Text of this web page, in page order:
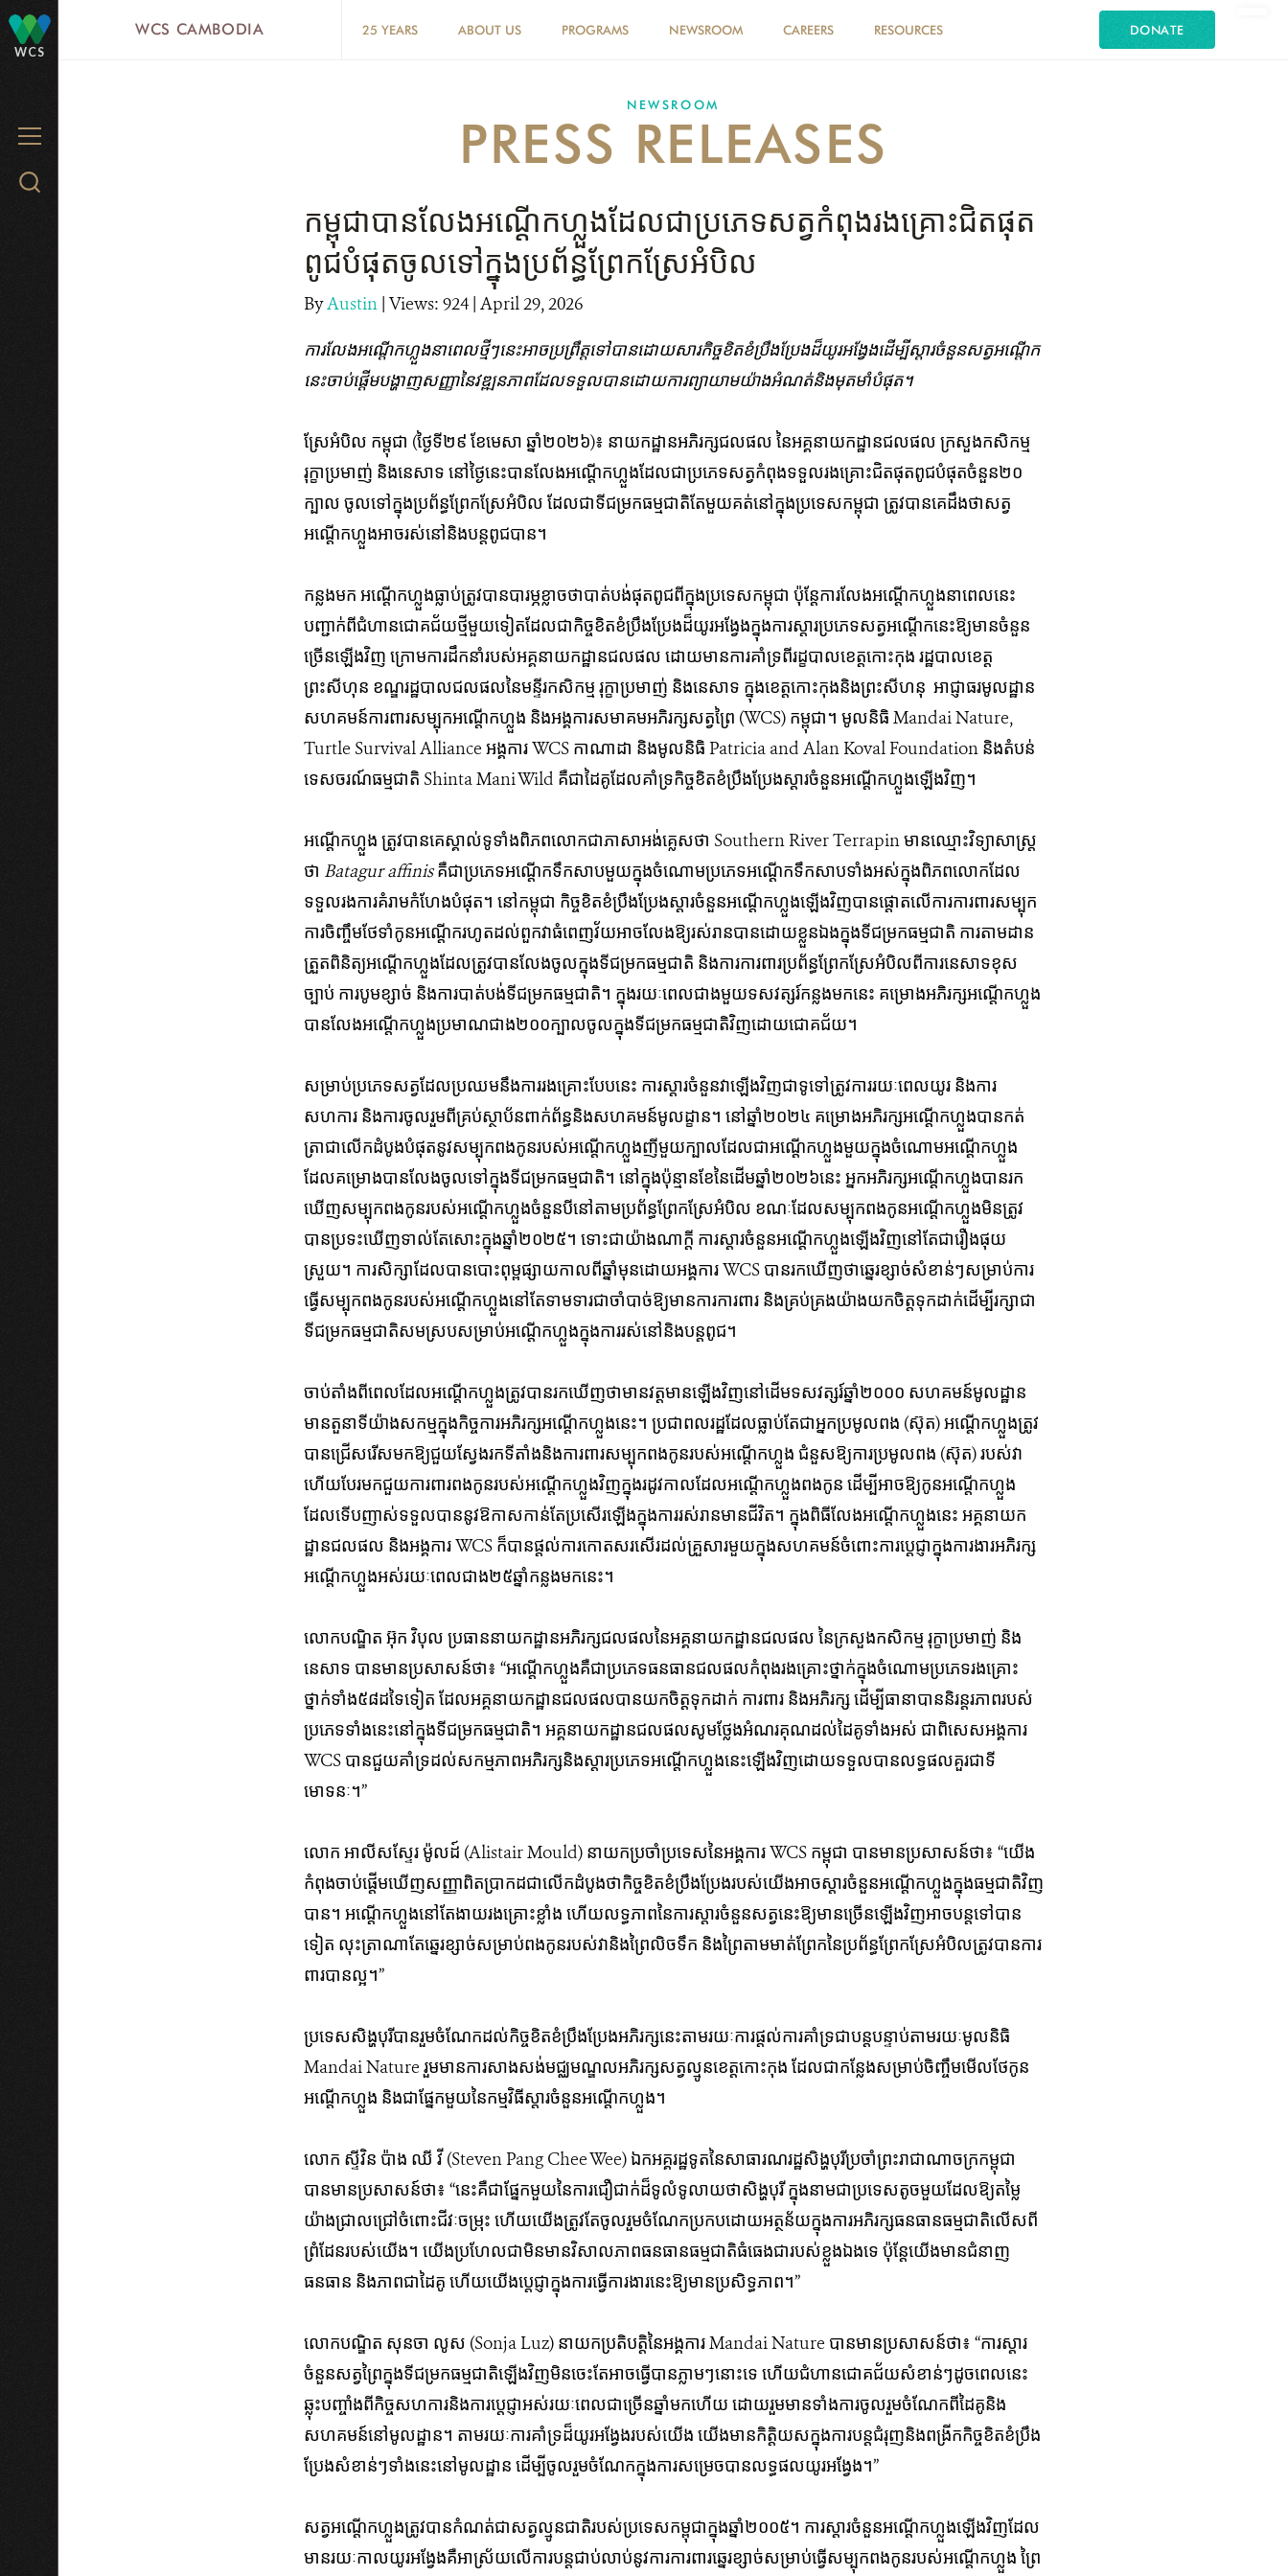
WCS
MENU
Search
WCS CAMBODIA 25 YEARS ABOUT US PROGRAMS NEWSROOM CAREERS RESOURCES DONATE
NEWSROOM
PRESS RELEASES
កម្ពុជាបានលែងអណ្តើក​ហ្លួង​ដែល​ជា​ប្រភេទ​សត្វ​កំពុង​រង​គ្រោះ​ជិត​ផុត​
ពូជ​បំផុត​ចូល​ទៅ​ក្នុង​ប្រព័ន្ធ​ព្រែក​ស្រែអំបិល
ByAustin | Views: 924| April 29, 2026
ការលែងអណ្តើកហ្លួង​នា​ពេល​ថ្មីៗ​នេះអាច​ប្រព្រឹត្ត​ទៅ​បាន​ដោយ​សារ​កិច្ចខិតខំប្រឹងប្រែងដ៏យូរអង្វែងដើម្បី​ស្តារ​ចំនួនសត្វ​អណ្តើក​
នេះ​​ចាប់ផ្តើមបង្ហាញសញ្ញានៃវឌ្ឍនភាពដែលទទួល​បានដោយការ​ព្យាយាម​យ៉ាង​អំណត់​និង​មុត​មាំ​បំផុត​។
ស្រែអំបិល កម្ពុជា (ថ្ងៃទី២៩​ ខែមេសា ឆ្នាំ២០២៦)៖ នាយកដ្ឋានអភិរក្សជលផល នៃអគ្គនាយកដ្ឋានជលផល​ ក្រសួងកសិកម្ម
រុក្ខាប្រមាញ់ និងនេសាទ នៅថ្ងៃនេះបានលែងអណ្តើកហ្លួង​ដែល​ជា​ប្រភេទ​សត្វ​កំពុងទទួល​រង​គ្រោះ​ជិតផុតពូជបំផុត​ចំនួន២០​
ក្បាល ចូលទៅក្នុងប្រព័ន្ធព្រែក​ស្រែអំបិល ដែលជាទីជម្រកធម្មជាតិតែមួយគត់នៅក្នុងប្រទេសកម្ពុជា​ ​ត្រូវ​បាន​គេ​ដឹង​ថា​សត្វ​
អណ្តើក​ហ្លួង​​អាច​រស់​នៅ​និង​បន្តពូជ​បាន​។
កន្លង​មក​ ​អណ្តើក​ហ្លួង​ធ្លាប់​ត្រូវ​បាន​​បារម្ភ​​ខ្លាចថា​​បាត់​បង់​ផុតពូជពី​ក្នុងប្រទេសកម្ពុជា ប៉ុន្តែ​ការ​លែង​អណ្តើក​ហ្លួង​នា​ពេល​នេះ​
បញ្ជាក់​ពី​​​ជំហាន​ជោគ​ជ័យ​ថ្មី​មួយ​ទៀត​ដែលជាកិច្ចខិតខំប្រឹងប្រែងដ៏យូរអង្វែងក្នុង​ការ​ស្តារប្រភេទសត្វអណ្តើក​នេះ​ឱ្យ​មាន​ចំនួន​
ច្រើន​ឡើង​វិញ​ ក្រោម​ការ​ដឹក​នាំ​រប​ស់​អគ្គ​នាយក​ដ្ឋាន​ជលផល​ ដោយមានការគាំទ្រពីរដ្ខបាលខេត្តកោះកុង រដ្ឋបាលខេត្ត
ព្រះសីហុន ខណ្ឌរដ្ឋបាលជល​ផលនៃមន្ទីរកសិកម្ម រុក្ខាប្រមាញ់ និងនេសាទ ក្នុង​ខេត្តកោះកុងនិងព្រះសីហនុ អាជ្ញាធរមូលដ្ឋាន
សហគមន៍​ការ​ពារ​សម្បុក​​អណ្តើក​ហ្លួង​ និង​អង្គការ​សមាគមអភិរក្សសត្វព្រៃ (WCS) កម្ពុជា។ មូលនិធិ Mandai Nature,
Turtle Survival Alliance អង្គ​ការ​ WCS កាណាដា និងមូលនិធិ Patricia and Alan Koval Foundation និង​តំបន់
ទេសចរណ៍ធម្មជាតិ Shinta Mani Wild គឺជាដៃគូដែលគាំទ្រកិច្ចខិតខំប្រឹងប្រែងស្តារចំនួន​អណ្តើក​ហ្លួង​ឡើងវិញ។
អណ្តើកហ្លួង​ ត្រូវបានគេស្គាល់ទូទាំងពិភពលោកជាភាសា​អង់គ្លេសថា Southern River Terrapin មាន​ឈ្មោះ​វិទ្យាសាស្ត្រ​
ថា​ Batagur affinisគឺ​ជាប្រភេទ​អណ្តើកទឹកសាបមួយក្នុងចំណោមប្រភេទ​អណ្តើកទឹកសាបទាំង​អស់​ក្នុង​ពិភព​លោក​ដែល
ទទួល​រងការគំរាមកំហែងបំផុត។ នៅកម្ពុជា កិច្ចខិតខំប្រឹងប្រែងស្តារចំនួន​អណ្តើក​ហ្លួង​ឡើងវិញបានផ្តោតលើការការពារសម្បុក​
ការចិញ្ចឹមថែទាំកូន​អណ្តើករហូតដល់ពួកវាធំពេញ​វ័យ​អាច​លែង​ឱ្យ​រស់រានបាន​ដោយ​ខ្លួនឯង​ក្នុង​ទី​ជម្រកធម្មជាតិ​ ការតាម​ដាន​
ត្រួតពិនិត្យអណ្តើកហ្លួង​​ដែលត្រូវបានលែងចូល​ក្នុង​ទី​ជម្រក​ធម្មជាតិ​ និងការការពារប្រព័ន្ធព្រែក​ស្រែ​អំបិល​ពីការនេសាទខុស
ច្បាប់ ការបូមខ្សាច់ និងការបាត់បង់ទី​ជម្រកធម្មជាតិ​។ ក្នុងរយៈពេលជាង​មួយទសវត្សរ៍កន្លងមកនេះ គម្រោង​អភិរក្ស​អណ្តើក​ហ្លួង
បាន​​​លែង​អណ្តើក​ហ្លួង​ប្រមាណ​ជាង​២០០ក្បាល​ចូល​ក្នុង​ទី​ជម្រក​ធម្មជាតិវិញ​​ដោយ​ជោគ​ជ័យ​។
សម្រាប់ប្រភេទសត្វដែលប្រឈម​នឹង​ការ​រង​គ្រោះ​បែបនេះ​ ការ​ស្តារ​ចំនួន​វា​ឡើង​វិញ​ជា​ទូទៅ​ត្រូវការរយៈពេលយូរ និងការ
សហការ និងការ​ចូលរួមពីគ្រប់ស្ថាប័នពាក់ព័ន្ធ​និងសហគមន៍មូលដ្ខាន​។ នៅឆ្នាំ២០២៤ គម្រោង​អភិរក្ស​អណ្តើក​ហ្លួង​​បានកត់
ត្រាជាលើក​ដំបូង​បំផុតនូវ​សម្បុក​ពងកូន​​របស់​​អណ្តើក​ហ្លួង​ញីមួយ​ក្បាល​ដែល​ជា​អណ្តើ​កហ្លួងមួយ​ក្នុង​ចំណោម​អណ្តើកហ្លួង​​
ដែល​គម្រោង​បាន​លែង​ចូល​ទៅ​ក្នុង​ទី​ជម្រក​ធម្មជាតិ​។ នៅក្នុងប៉ុន្មាន​ខែនៃ​ដើមឆ្នាំ​២០២៦នេះ​ អ្នកអភិរក្ស​អណ្តើក​ហ្លួង​បានរក
ឃើញសម្បុក​ពង​កូន​របស់​អណ្តើក​ហ្លួង​ចំនួនបីនៅតាម​ប្រព័ន្ធ​ព្រែក​​ស្រែអំបិល ខណៈ​ដែល​សម្បុក​ពង​កូន​អណ្តើក​ហ្លួង​មិន​ត្រូវ
បាន​​ប្រទះ​ឃើញ​ទាល់​តែ​សោះ​ក្នុង​ឆ្នាំ​២០២៥​។ ទោះជាយ៉ាងណាក្តី​ ការស្តារចំនួន​អណ្តើក​ហ្លួង​ឡើងវិញនៅតែជា​រឿង​ផុយ
ស្រួយ។ ការសិក្សា​ដែលបានបោះពុម្ពផ្សាយកាលពីឆ្នាំមុនដោយអង្គ​ការ​ WCS បានរកឃើញថាឆ្នេរ​ខ្សាច់សំខាន់ៗ​​សម្រាប់​ការ​
ធ្វើ​សម្បុក​ពង​កូន​របស់​អណ្តើក​ហ្លួង​នៅតែទាម​ទារ​ជា​ចាំ​បាច់ឱ្យ​មាន​​ការ​ការពារ និងគ្រប់គ្រងយ៉ាង​យក​ចិត្ត​ទុក​ដាក់​ដើម្បីរក្សាជា​
ទី​ជម្រក​ធម្មជាតិ​សម​ស្របសម្រាប់​អណ្តើក​ហ្លួង​ក្នុង​ការ​រស់​នៅ​និង​បន្តពូជ​។
ចាប់តាំងពីពេល​ដែល​អណ្តើក​ហ្លួង​​ត្រូវបានរកឃើញថា​មាន​វត្ត​មាន​ឡើងវិញនៅដើមទសវត្សរ៍ឆ្នាំ២០០០ សហគមន៍មូល​ដ្ឋាន​
មាន​តួនាទី​យ៉ាង​សកម្ម​ក្នុង​កិច្ច​ការ​អភិរក្ស​​​អណ្តើក​ហ្លួង​នេះ​។ ប្រជា​ពល​រដ្ឋ​ដែល​ធ្លាប់​តែ​​ជា​អ្នកប្រមូលពង (ស៊ុត) អណ្តើកហ្លួង​​ត្រូវ
បានជ្រើសរើស​មក​ឱ្យ​ជួយ​ស្វែង​រក​ទីតាំងនិងការពារសម្បុក​ពង​កូន​របស់​​អណ្តើក​ហ្លួង​ ជំនួសឱ្យការប្រមូលពង​ (ស៊ុត) របស់វា
ហើយ​បែរមក​ជួយការពារពង​កូន​របស់​​អណ្តើក​ហ្លួង​វិញ​ក្នុង​រដូវ​កាល​ដែល​អណ្តើក​ហ្លួង​ពង​កូន​ ដើម្បី​អាច​ឱ្យ​កូនអណ្តើកហ្លួង​
ដែល​ទើប​ញាស់​ទទួល​បាន​នូវឱកាសកាន់​តែ​ប្រសើរឡើង​ក្នុង​ការ​រស់រានមានជីវិត។ ក្នុងពិធីលែង​អណ្តើក​ហ្លួង​នេះ អគ្គ​នាយក​
ដ្ឋាន​ជល​ផល​ និងអង្គការ WCS ក៏បានផ្តល់​ការ​កោត​សរ​សើរ​ដល់​គ្រួសារមួយក្នុងសហគមន៍​ចំពោះ​ការ​ប្តេជ្ញា​ក្នុង​ការងារអភិរក្ស​
អណ្តើក​ហ្លួង​អស់​រយៈ​ពេល​ជាង​២៥ឆ្នាំ​កន្លង​មក​នេះ​។
លោក​បណ្ឌិត អ៊ុក វិបុល ប្រធាន​នាយក​ដ្ឋាន​អភិរក្ស​ជល​ផល​នៃ​អគ្គ​នាយក​ដ្ឋាន​ជលផល​ នៃ​ក្រសួង​កសិកម្ម​ រុក្ខា​ប្រមាញ់ និង​
នេសាទ បាន​មាន​ប្រសាសន៍​ថា​៖ “អណ្តើក​ហ្លួង​គឺជា​ប្រភេទ​ធន​ធាន​ជល​ផល​កំពុង​រង​គ្រោះ​ថ្នាក់​ក្នុង​ចំណោម​ប្រភេទ​រង​គ្រោះ​
ថ្នាក់​ទាំង​៥៨ដទៃ​ទៀត​ ដែល​អគ្គ​នាយក​ដ្ឋាន​ជល​ផល​បាន​យក​ចិត្ត​ទុក​ដាក់​ ការ​ពារ​ និង​អភិរក្ស ដើម្បី​ធានា​បាន​និរន្តរភាពរបស់​
ប្រភេទ​ទាំង​នេះ​នៅ​ក្នុង​ទី​ជម្រក​ធម្មជាតិ​។ អគ្គ​នាយក​ដ្ឋាន​ជល​ផល​សូម​ថ្លែង​អំណរ​គុណ​ដល់​ដៃ​គូ​ទាំង​អស់​ ជា​ពិសេស​អង្គ​ការ​
WCS បាន​ជួយ​គាំ​ទ្រ​ដល់​សកម្ម​ភាព​អភិរក្ស​និង​ស្តារ​ប្រភេទ​អណ្តើក​ហ្លួង​នេះ​ឡើង​វិញ​ដោយ​ទទួល​បាន​លទ្ធ​ផល​គួរ​ជា​ទី​
មោទនៈ។”
លោក អាលីសស្ទែរ ម៉ូលដ៍​ (Alistair Mould) នាយកប្រចាំប្រទេសនៃអង្គការ WCS កម្ពុជា បានមានប្រសាសន៍ថា៖ “យើង
កំពុងចាប់ផ្តើមឃើញសញ្ញាពិតប្រាកដជា​លើក​ដំបូងថា​កិច្ច​ខិត​ខំ​ប្រឹង​ប្រែង​របស់​យើង​អាច​ស្តារ​ចំនួន​អណ្តើក​ហ្លួង​ក្នុង​ធម្មជាតិ​វិញ​
បាន​។ អណ្តើក​ហ្លួង​នៅតែងាយរងគ្រោះខ្លាំង ហើយលទ្ធភាព​នៃ​ការស្តារ​ចំនួន​សត្វ​នេះ​ឱ្យ​មាន​ច្រើន​ឡើង​វិញ​អាច​បន្តទៅ​បាន​
ទៀត​ លុះ​ត្រា​ណាតែ​ឆ្នេរ​ខ្សាច់​សម្រាប់​ពង​កូនរបស់​វា​និងព្រៃលិចទឹក និងព្រៃតាមមាត់ព្រែកនៃ​ប្រព័ន្ធ​ព្រែក​ស្រែ​អំបិល​ត្រូវ​បាន​​ការ​
ពារ​បាន​ល្អ​។”
ប្រទេសសិង្ហបុរីបានរួមចំណែកដល់កិច្ចខិតខំប្រឹងប្រែងអភិរក្សនេះតាមរយៈការផ្តល់​ការ​គាំទ្រជាបន្តបន្ទាប់តាម​រយៈ​មូលនិធិ
Mandai Nature រួមមានការសាងសង់មជ្ឈមណ្ឌលអភិរក្សសត្វល្មូនខេត្ត​កោះកុង ដែល​ជា​កន្លែងសម្រាប់​ចិញ្ចឹម​មើល​ថែ​កូន​
អណ្តើក​ហ្លួង​ និង​ជា​ផ្នែក​មួយ​នៃ​កម្មវិធី​ស្តារ​ចំនួន​អណ្តើក​ហ្លួង​។
លោក ស្ទីវិន ប៉ាង ឈី វី (Steven Pang Chee Wee) ឯកអគ្គរដ្ឋទូតនៃសាធារណរដ្ឋសិង្ហបុរីប្រចាំព្រះរាជាណាចក្រកម្ពុជា
បានមានប្រសាសន៍ថា៖ “នេះគឺជាផ្នែកមួយនៃការជឿជាក់ដ៏ទូលំទូលាយ​ថាសិង្ហបុរី ក្នុងនាមជាប្រទេសតូចមួយដែល​ឱ្យ​តម្លៃ
យ៉ាងជ្រាលជ្រៅចំពោះ​ជីវៈ​ចម្រុះ​ ហើយយើងត្រូវតែចូលរួមចំណែក​ប្រកប​ដោយ​​អត្ថន័យក្នុងការអភិរក្ស​ធន​ធាន​ធម្មជាតិ​លើស​​ពី
ព្រំដែន​របស់យើង។ យើងប្រហែលជាមិនមានវិសាល​ភាព​ធន​ធាន​ធម្មជាតិ​ធំធេង​ជារបស់​ខ្លួង​ឯង​ទេ ប៉ុន្តែយើងមានជំនាញ
ធនធាន និងភាពជាដៃគូ ហើយយើងប្តេជ្ញាក្នុង​ការ​ធ្វើ​ការ​ងារ​នេះ​ឱ្យ​មាន​ប្រសិទ្ធ​ភាព​។”
លោកបណ្ឌិត សុនចា លូស (Sonja Luz) នាយកប្រតិបត្តិនៃអង្គការ​ Mandai Nature បានមានប្រសាសន៍ថា៖ “​ការស្តារ​
ចំនួន​សត្វ​ព្រៃ​ក្នុង​ទី​ជម្រក​ធម្មជាតិ​ឡើង​វិញ​មិនចេះ​តែ​អាច​ធ្វើ​បាន​ភ្លាម​ៗ​នោះ​ទេ​ ហើយជំហាន​ជោគ​ជ័យ​សំខាន់ៗដូចពេល​នេះ
ឆ្លុះបញ្ចាំងពីកិច្ចសហការនិងការប្តេជ្ញា​អស់រយៈពេលជាច្រើនឆ្នាំមក​ហើយ​ ដោយ​រួម​មាន​ទាំង​ការ​ចូល​រួ​ម​ចំណែក​ពី​ដៃ​គូ​និង​
សហគមន៍​នៅ​មូល​ដ្ឋាន​។ តាម​រយៈ​ការគាំទ្រដ៏​យូរ​អង្វែង​របស់យើង យើងមានកិត្តិយសក្នុងការបន្តជំរុញ​និងពង្រីកកិច្ចខិតខំប្រឹង
ប្រែងសំខាន់ៗទាំងនេះនៅមូល​ដ្ឋាន​ ដើម្បី​ចូលរួម​​ចំណែកក្នុង​ការ​សម្រេច​បាន​លទ្ធ​ផលយូរ​អង្វែង​​។”​
សត្វ​អណ្តើក​ហ្លួង​ត្រូវបានកំណត់ជាសត្វល្មូនជាតិរបស់ប្រទេសកម្ពុជាក្នុងឆ្នាំ២០០៥។ ការស្តារចំនួន​អណ្តើក​ហ្លួង​ឡើងវិញដែល​
មាន​រយៈ​កាល​យូរ​អង្វែង​គឺ​អាស្រ័យលើការបន្ត​ជាប់​លាប់​នូវ​ការ​ការ​ពារ​ឆ្នេរខ្សាច់​សម្រាប់​ធ្វើ​សម្បុក​ពង​កូនរបស់​អណ្តើក​ហ្លួង​ ព្រៃ​